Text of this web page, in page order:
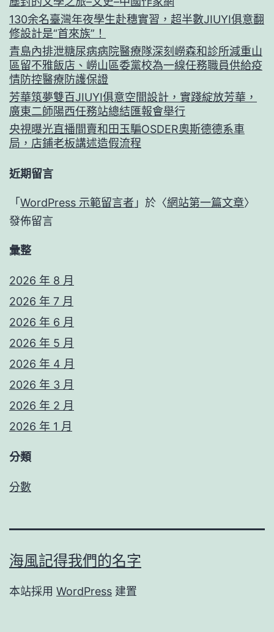
130余名臺灣年夜學生赴穗實習，超半數JIUYI俱意翻
修設計是“首來族”！
青島內排泄糖尿病病院醫療隊深刻嶗森和診所減重山
區留不雅飯店、嶗山區委黨校為一線任務職員供給疫
情防控醫療防護保證
芳華筑夢雙百JIUYI俱意空間設計，實踐綻放芳華，
廣東二師陽西任務站總結匯報會舉行
央視曝光直播間賣和田玉騙OSDER奧斯德德系車
局，店鋪老板講述造假流程
近期留言
「WordPress 示範留言者 」於〈網站第一篇文章〉
發佈留言
彙整
2026 年 8 月
2026 年 7 月
2026 年 6 月
2026 年 5 月
2026 年 4 月
2026 年 3 月
2026 年 2 月
2026 年 1 月
分類
分數
海風記得我們的名字
本站採用 WordPress 建置